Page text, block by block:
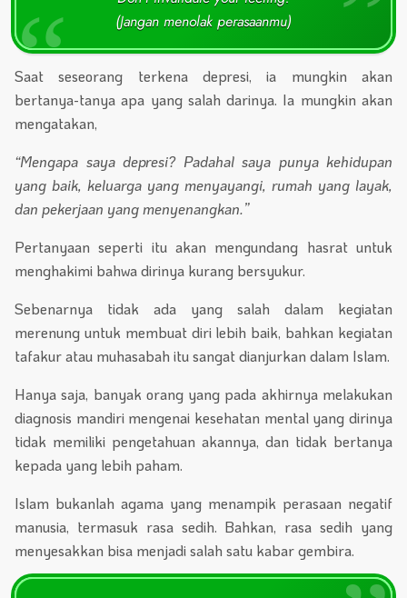
(Jangan menolak perasaanmu)
Saat seseorang terkena depresi, ia mungkin akan
bertanya-tanya apa yang salah darinya. Ia mungkin akan
mengatakan,
“Mengapa saya depresi? Padahal saya punya kehidupan
yang baik, keluarga yang menyayangi, rumah yang layak,
dan pekerjaan yang menyenangkan.”
Pertanyaan seperti itu akan mengundang hasrat untuk
menghakimi bahwa dirinya kurang bersyukur.
Sebenarnya tidak ada yang salah dalam kegiatan
merenung untuk membuat diri lebih baik, bahkan kegiatan
tafakur atau muhasabah itu sangat dianjurkan dalam Islam.
Hanya saja, banyak orang yang pada akhirnya melakukan
diagnosis mandiri mengenai kesehatan mental yang dirinya
tidak memiliki pengetahuan akannya, dan tidak bertanya
kepada yang lebih paham.
Islam bukanlah agama yang menampik perasaan negatif
manusia, termasuk rasa sedih. Bahkan, rasa sedih yang
menyesakkan bisa menjadi salah satu kabar gembira.